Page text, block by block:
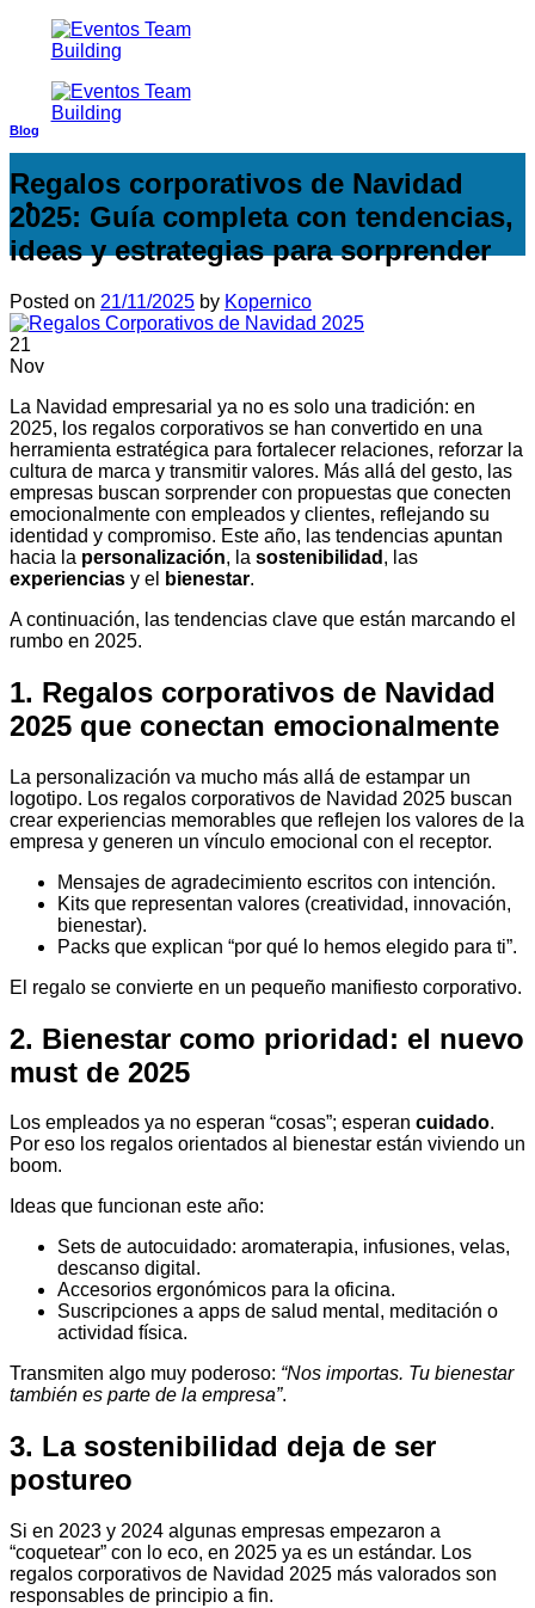
Saltar
contenido
Blog
Regalos corporativos de Navidad
2025: Guía completa con tendencias,
ideas y estrategias para sorprender
Posted on 21/11/2025 by Kopernico
21
Nov
La Navidad empresarial ya no es solo una tradición: en
2025, los regalos corporativos se han convertido en una
herramienta estratégica para fortalecer relaciones, reforzar la
cultura de marca y transmitir valores. Más allá del gesto, las
empresas buscan sorprender con propuestas que conecten
emocionalmente con empleados y clientes, reflejando su
identidad y compromiso. Este año, las tendencias apuntan
hacia la personalización, la sostenibilidad , las
experiencias y el bienestar.
A continuación, las tendencias clave que están marcando el
rumbo en 2025.
1. Regalos corporativos de Navidad
2025 que conectan emocionalmente
La personalización va mucho más allá de estampar un
logotipo. Los regalos corporativos de Navidad 2025 buscan
crear experiencias memorables que reflejen los valores de la
empresa y generen un vínculo emocional con el receptor.
Mensajes de agradecimiento escritos con intención.
Kits que representan valores (creatividad, innovación,
bienestar).
Packs que explican “por qué lo hemos elegido para ti”.
El regalo se convierte en un pequeño manifiesto corporativo.
2. Bienestar como prioridad: el nuevo
must de 2025
Los empleados ya no esperan “cosas”; esperan cuidado.
Por eso los regalos orientados al bienestar están viviendo un
boom.
Ideas que funcionan este año:
Sets de autocuidado: aromaterapia, infusiones, velas,
descanso digital.
Accesorios ergonómicos para la oficina.
Suscripciones a apps de salud mental, meditación o
actividad física.
Transmiten algo muy poderoso: “Nos importas. Tu bienestar
también es parte de la empresa”.
3. La sostenibilidad deja de ser
postureo
Si en 2023 y 2024 algunas empresas empezaron a
“coquetear” con lo eco, en 2025 ya es un estándar. Los
regalos corporativos de Navidad 2025 más valorados son
responsables de principio a fin.